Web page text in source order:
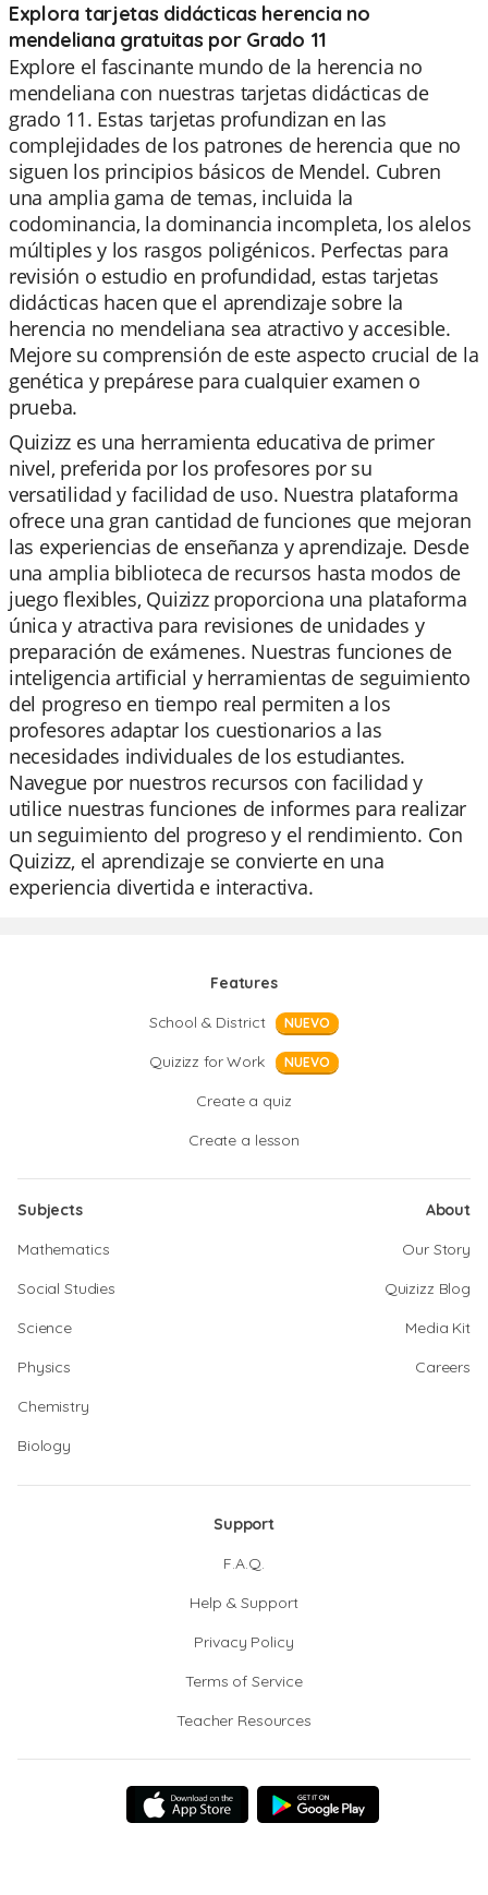
Explora tarjetas didácticas herencia no
mendeliana gratuitas por Grado 11
Explore el fascinante mundo de la herencia no
mendeliana con nuestras tarjetas didácticas de
grado 11. Estas tarjetas profundizan en las
complejidades de los patrones de herencia que no
siguen los principios básicos de Mendel. Cubren
una amplia gama de temas, incluida la
codominancia, la dominancia incompleta, los alelos
múltiples y los rasgos poligénicos. Perfectas para
revisión o estudio en profundidad, estas tarjetas
didácticas hacen que el aprendizaje sobre la
herencia no mendeliana sea atractivo y accesible.
Mejore su comprensión de este aspecto crucial de la
genética y prepárese para cualquier examen o
prueba.
Quizizz es una herramienta educativa de primer
nivel, preferida por los profesores por su
versatilidad y facilidad de uso. Nuestra plataforma
ofrece una gran cantidad de funciones que mejoran
las experiencias de enseñanza y aprendizaje. Desde
una amplia biblioteca de recursos hasta modos de
juego flexibles, Quizizz proporciona una plataforma
única y atractiva para revisiones de unidades y
preparación de exámenes. Nuestras funciones de
inteligencia artificial y herramientas de seguimiento
del progreso en tiempo real permiten a los
profesores adaptar los cuestionarios a las
necesidades individuales de los estudiantes.
Navegue por nuestros recursos con facilidad y
utilice nuestras funciones de informes para realizar
un seguimiento del progreso y el rendimiento. Con
Quizizz, el aprendizaje se convierte en una
experiencia divertida e interactiva.
Features
School & District
NUEVO
Quizizz for Work NUEVO
Create a quiz
Create a lesson
Subjects
Mathematics
Social Studies
Science
Physics
Chemistry
Biology
About
Our Story
Quizizz Blog
Media Kit
Careers
Support
F.A.Q.
Help & Support
Privacy Policy
Terms of Service
Teacher Resources